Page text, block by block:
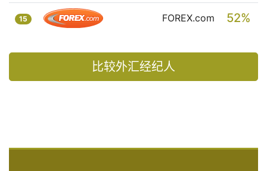
15 FOREX.com 52%
比较外汇经纪人